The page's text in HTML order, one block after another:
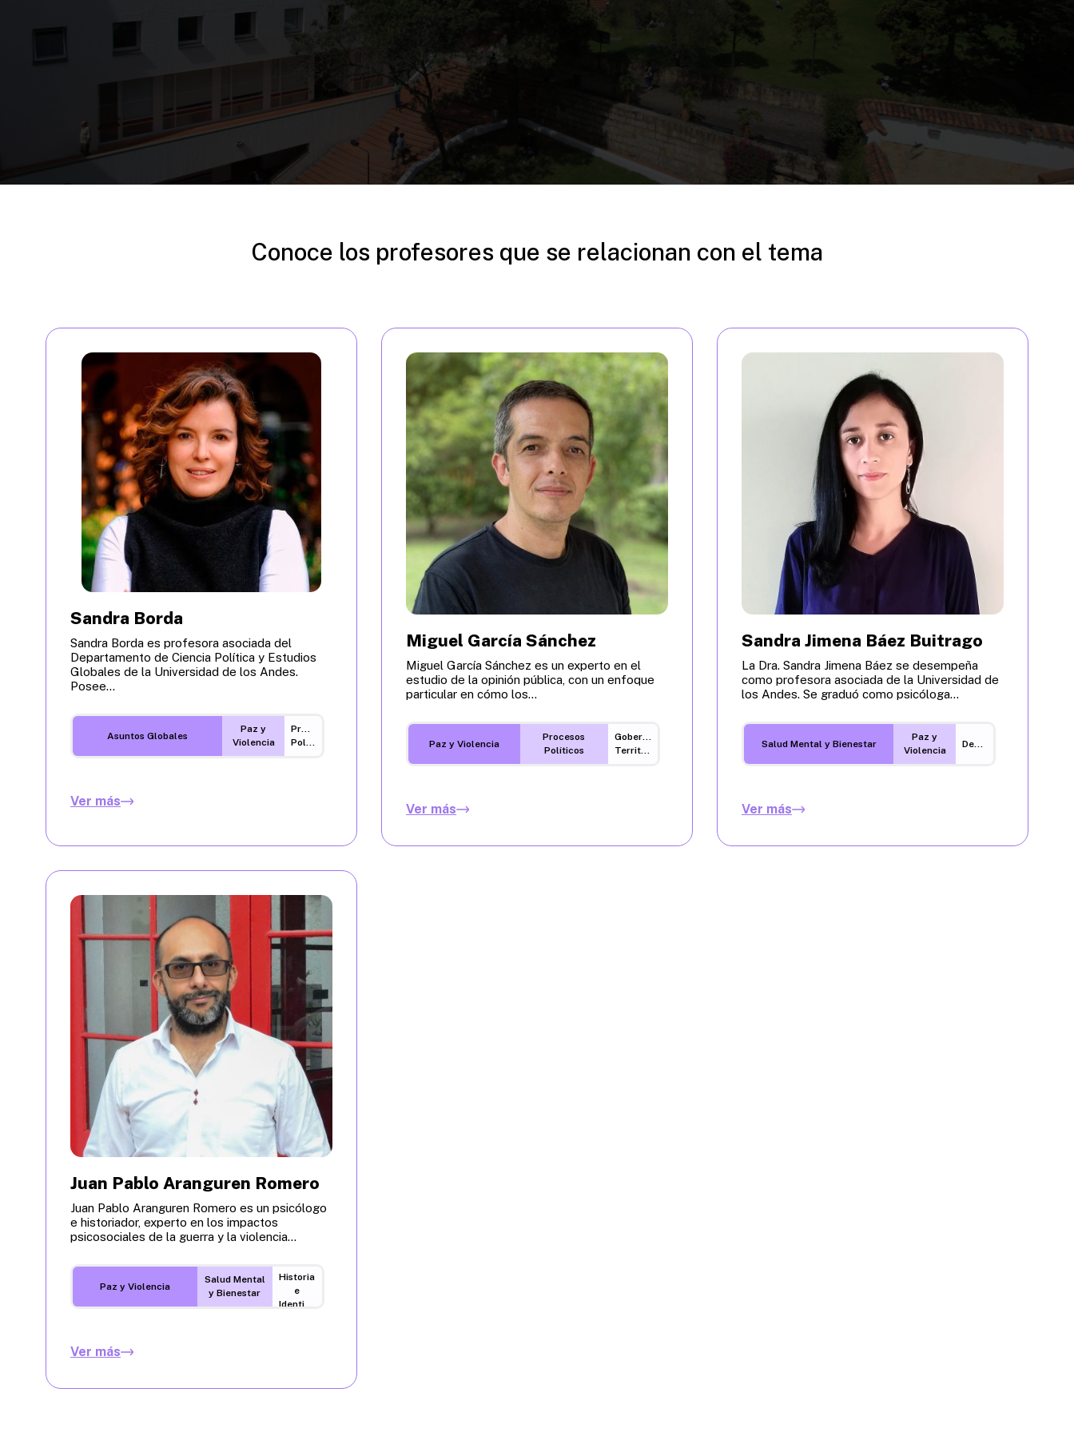
Conoce los profesores que se relacionan con el tema
Sandra Borda
Sandra Borda es profesora asociada del
Departamento de Ciencia Política y Estudios
Globales de la Universidad de los Andes.
Posee...
Asuntos Globales
Paz y
Violencia
Procesos
Políticos
Ver más
Miguel García Sánchez
Miguel García Sánchez es un experto en el
estudio de la opinión pública, con un enfoque
particular en cómo los...
Paz y Violencia
Procesos
Políticos
Gobernanza
Territorial
Ver más
Sandra Jimena Báez Buitrago
La Dra. Sandra Jimena Báez se desempeña
como profesora asociada de la Universidad de
los Andes. Se graduó como psicóloga...
Salud Mental y Bienestar
Paz y
Violencia
Ver más
Juan Pablo Aranguren Romero
Juan Pablo Aranguren Romero es un psicólogo
e historiador, experto en los impactos
psicosociales de la guerra y la violencia...
Paz y Violencia
Salud Mental
y Bienestar
Historia
e
Identidad
Ver más